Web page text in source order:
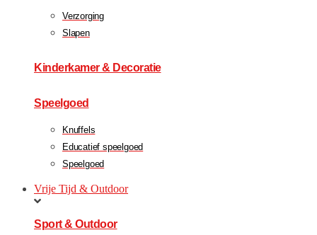
Verzorging
Slapen
Kinderkamer & Decoratie
Speelgoed
Knuffels
Educatief speelgoed
Speelgoed
Vrije Tijd & Outdoor
Sport & Outdoor